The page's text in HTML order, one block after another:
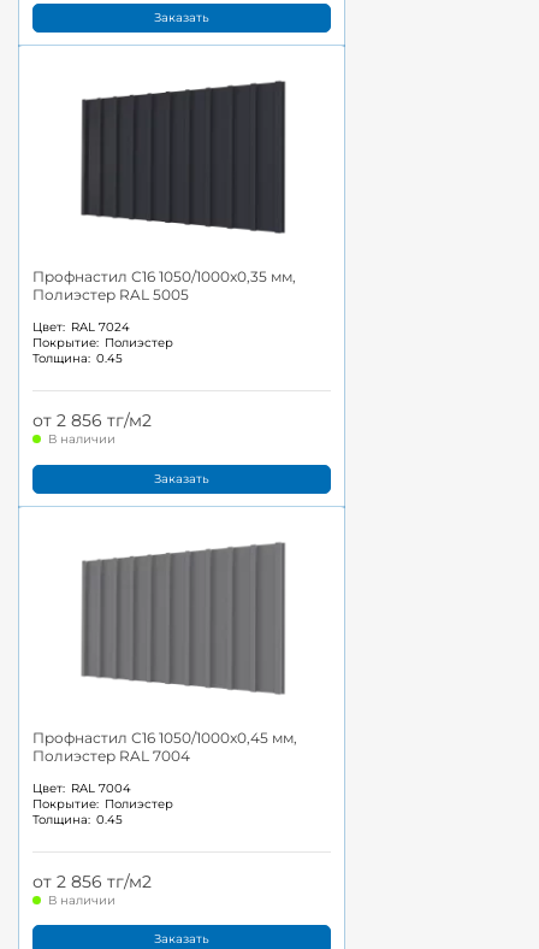
Заказать
Профнастил С16 1050/1000x0,35 мм,
Полиэстер RAL 5005
Цвет: RAL 7024
Покрытие: Полиэстер
Толщина: 0.45
от 2 856 тг/м2
В наличии
Заказать
Профнастил С16 1050/1000x0,45 мм,
Полиэстер RAL 7004
Цвет: RAL 7004
Покрытие: Полиэстер
Толщина: 0.45
от 2 856 тг/м2
В наличии
Заказать